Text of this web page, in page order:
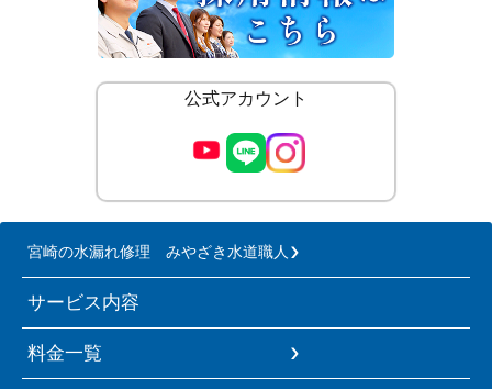
公式アカウント
宮崎の水漏れ修理 みやざき水道職人
サービス内容
料金一覧